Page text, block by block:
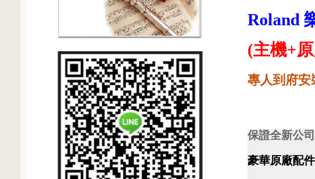
Roland
(主機+
專人到府
保證全新公
豪華原廠配